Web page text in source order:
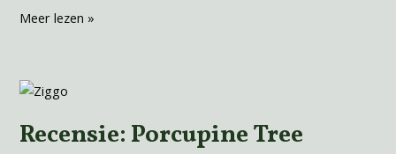
Meer lezen »
Recensie: Porcupine Tree
Recensie:
Tree